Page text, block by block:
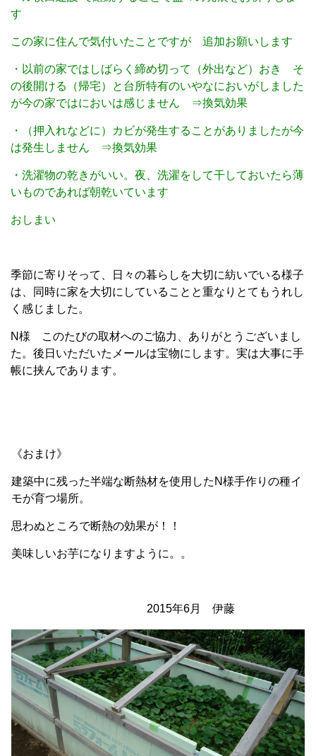
す
この家に住んで気付いたことですが 追加お願いします
・以前の家ではしばらく締め切って（外出など）おき そ
の後開ける（帰宅）と台所特有のいやなにおいがしました
が今の家ではにおいは感じません ⇒換気効果
・（押入れなどに）カビが発生することがありましたが今
は発生しません ⇒換気効果
・洗濯物の乾きがいい。夜、洗濯をして干しておいたら薄
いものであれば朝乾いています
おしまい
季節に寄りそって、日々の暮らしを大切に紡いでいる様子
は、同時に家を大切にしていることと重なりとてもうれし
く感じました。
N様 このたびの取材へのご協力、ありがとうございまし
た。後日いただいたメールは宝物にします。実は大事に手
帳に挟んであります。
《おまけ》
建築中に残った半端な断熱材を使用したN様手作りの種イ
モが育つ場所。
思わぬところで断熱の効果が！！
美味しいお芋になりますように。。
2015年6月 伊藤